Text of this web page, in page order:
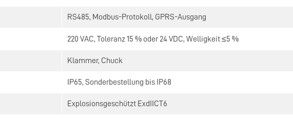
RS485, Modbus-Protokoll, GPRS-Ausgang
220 VAC, Toleranz 15 % oder 24 VDC, Welligkeit ≤5 %
Klammer, Chuck
IP65, Sonderbestellung bis IP68
Explosionsgeschützt ExdIICT6